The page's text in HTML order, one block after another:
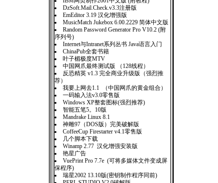
DzSoft.Mail.Check.v3.3注册版
EmEditor 3.19 汉化增强版
MusicMatch Jukebox 6.00.2229 简体中文版
Random Password Generator Pro V10.2 (附
序列号)
Internet与Intranet系列丛书 Java语言入门
ChinaPub全套书籍
叶子楣极度MTV
中国网爪最终测试版 （128线程）
反恐精英 v1.3 完全商业升级版（强烈推
荐）
我要上网去1.1 （中国网爪的黄金组合）
一码输入法v3.0零售版
Windows XP整套图标(强烈推荐)
智能五笔5。10版
Mandrake Linux 8.1
神雕97（DOS版）完美破解版
CoffeeCup Firestarter v4.1零售版
几个脚本下载
Winamp 2.77 汉化增强安装版
艳星广告
VuePrint Pro 7.7e (可将多媒体文件变成屏
保程序)
瑞星2002 13.10版(密钥制作程序同前)